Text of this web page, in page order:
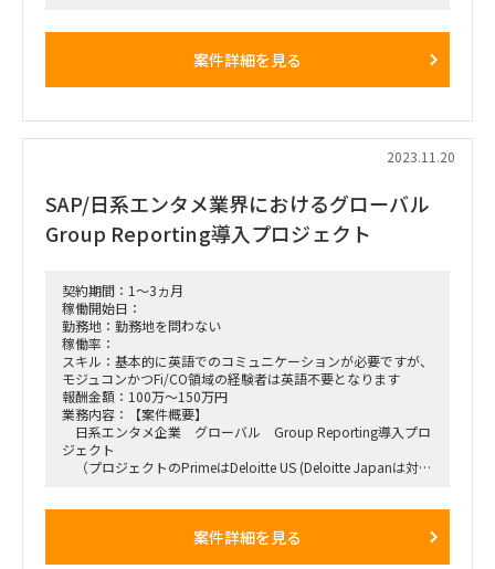
【商流】
大手ファームアンダー
【働き方】
定例ミーティングは一日一回ですが、必要に応じて他チーム
メンバーと会話していただいたりするケースがあります
案件詳細を見る
2023.11.20
SAP/日系エンタメ業界におけるグローバル
Group Reporting導入プロジェクト
契約期間：1～3ヵ月
稼働開始日：
勤務地：勤務地を問わない
稼働率：
スキル：基本的に英語でのコミュニケーションが必要ですが、
モジュコンかつFi/CO領域の経験者は英語不要となります
報酬金額：100万～150万円
業務内容：【案件概要】
日系エンタメ企業 グローバル Group Reporting導入プロ
ジェクト
（プロジェクトのPrimeはDeloitte US (Deloitte Japanは対日
案件詳細を見る